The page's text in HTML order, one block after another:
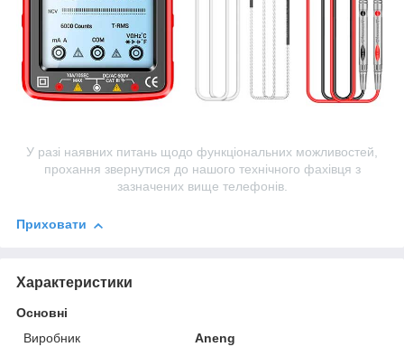
У разі наявних питань щодо функціональних можливостей,
прохання звернутися до нашого технічного фахівця з
зазначених вище телефонів.
Приховати
Характеристики
Основні
Виробник
Aneng